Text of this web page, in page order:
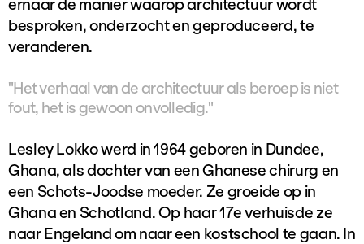
ernaar de manier waarop architectuur wordt
besproken, onderzocht en geproduceerd, te
veranderen.
"Het verhaal van de architectuur als beroep is niet
fout, het is gewoon onvolledig."
Lesley Lokko werd in 1964 geboren in Dundee,
Ghana, als dochter van een Ghanese chirurg en
een Schots-Joodse moeder. Ze groeide op in
Ghana en Schotland. Op haar 17e verhuisde ze
naar Engeland om naar een kostschool te gaan. In